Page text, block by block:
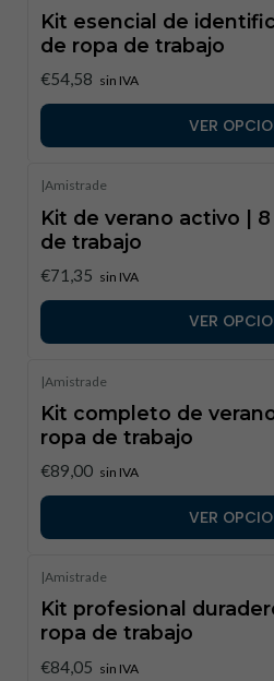
Kit esencial de
de ropa de trabajo
€54,58 sin IVA
VER
|Amistrade
Kit de verano activo |
de trabajo
€71,35 sin IVA
VER
|Amistrade
Kit completo de
ropa de trabajo
€89,00 sin IVA
VER
|Amistrade
Kit profesional
ropa de trabajo
€84,05 sin IVA